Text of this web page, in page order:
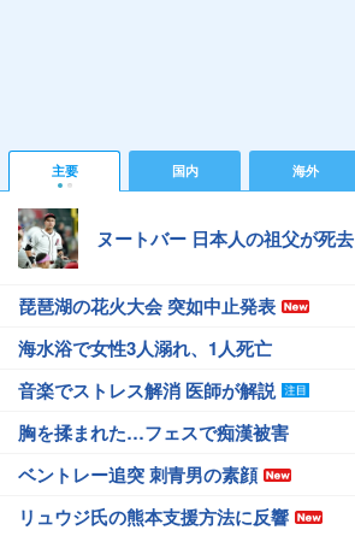
主要 国内 海外
ヌートバー 日本人の祖父が死去
琵琶湖の花火大会 突如中止発表
海水浴で女性3人溺れ、1人死亡
音楽でストレス解消 医師が解説
胸を揉まれた…フェスで痴漢被害
ベントレー追突 刺青男の素顔
リュウジ氏の熊本支援方法に反響